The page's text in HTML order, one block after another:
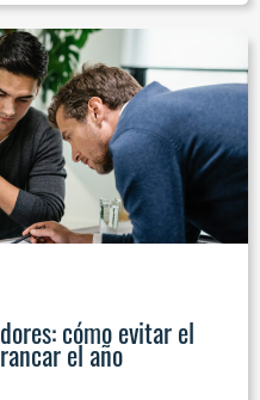
cómo evitar el
el año